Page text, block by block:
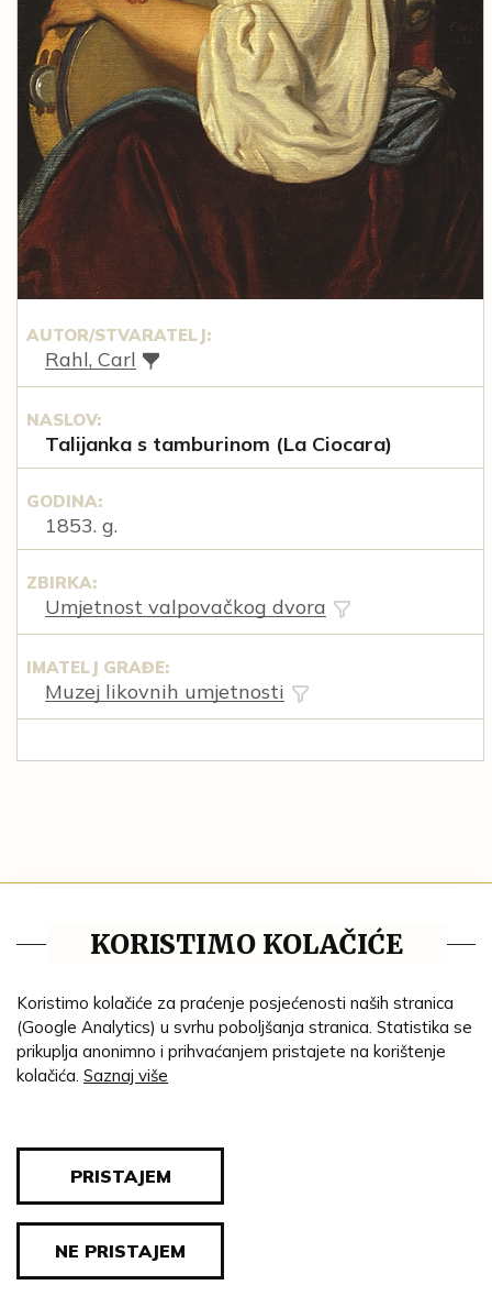
AUTOR/STVARATELJ:
Rahl, Carl
NASLOV:
Talijanka s tamburinom (La Ciocara)
GODINA:
1853. g.
ZBIRKA:
Umjetnost valpovačkog dvora
IMATELJ GRAĐE:
Muzej likovnih umjetnosti
Impresum
Ustanove
Lenta vremena
Genealogija
KORISTIMO KOLAČIĆE
Koristimo kolačiće za praćenje posjećenosti naših stranica
(Google Analytics) u svrhu poboljšanja stranica. Statistika se
prikuplja anonimno i prihvaćanjem pristajete na korištenje
kolačića. Saznaj više
PRISTAJEM
NE PRISTAJEM